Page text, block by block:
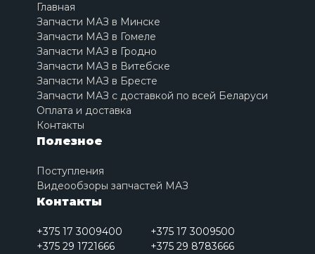
Главная
Запчасти МАЗ в Минске
Запчасти МАЗ в Гомеле
Запчасти МАЗ в Гродно
Запчасти МАЗ в Витебске
Запчасти МАЗ в Бресте
Запчасти МАЗ с доставкой по всей Беларуси
Оплата и доставка
Контакты
Полезное
Поступления
Видеообзоры запчастей МАЗ
Контакты
+375 17 3009400
+375 17 3009500
+375 29 1721666
+375 29 8783666